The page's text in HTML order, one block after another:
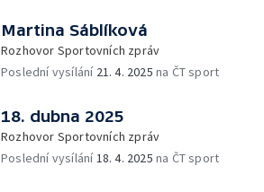
Martina Sáblíková
Rozhovor Sportovních zpráv
Poslední vysílání 21. 4. 2025 na ČT sport
18. dubna 2025
Rozhovor Sportovních zpráv
Poslední vysílání18. 4. 2025 na ČT sport